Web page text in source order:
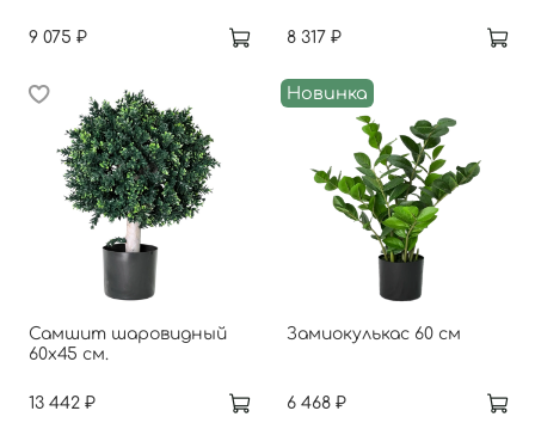
9 075 ₽ 8 317 ₽
Самшит шаровидный
60х45 см.
13 442 ₽
Новинка
Замиокулькас 60 см
6 468 ₽